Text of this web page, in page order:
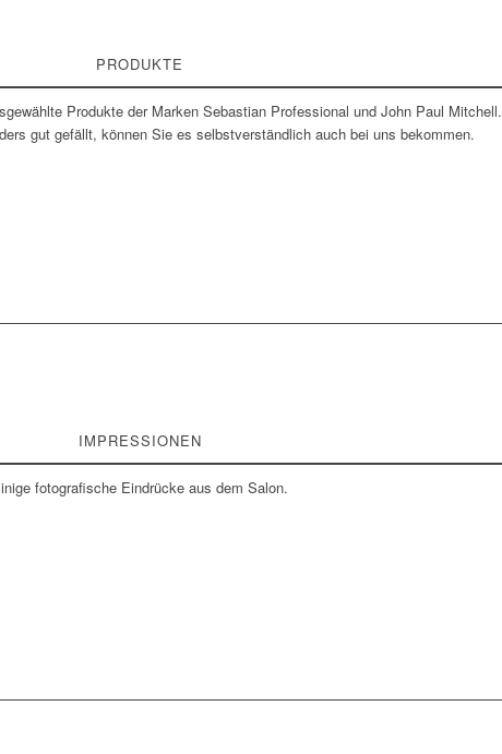
PRODUKTE
Produkte der Marken Sebastian Professional und John Paul Mitchell.
gut gefällt, können Sie es selbstverständlich auch bei uns bekommen.
IMPRESSIONEN
fotografische Eindrücke aus dem Salon.